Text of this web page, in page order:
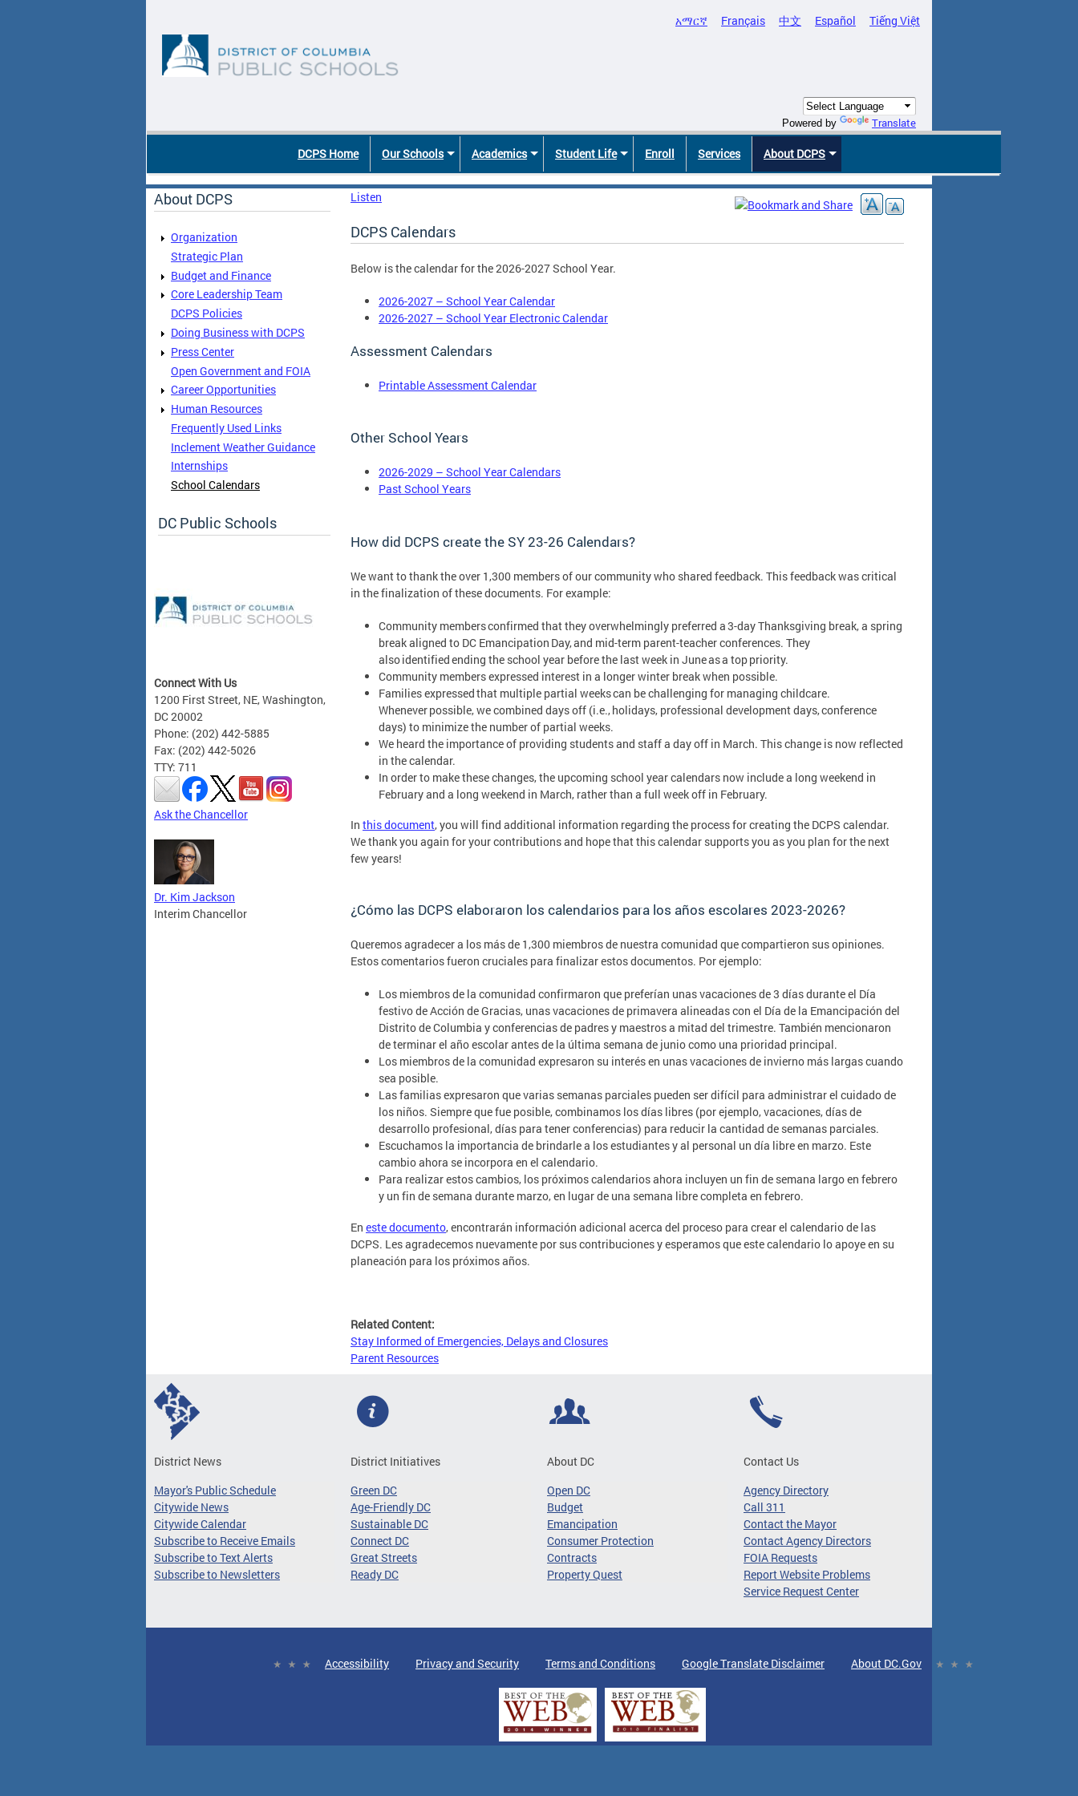
አማርኛ Français 中文 Español Tiếng Việt
Powered by Translate
DCPS Home Our Schools Academics Student Life Enroll Services About DCPS
About DCPS
Organization
Strategic Plan
Budget and Finance
Core Leadership Team
DCPS Policies
Doing Business with DCPS
Press Center
Open Government and FOIA
Career Opportunities
Human Resources
Frequently Used Links
Inclement Weather Guidance
Internships
School Calendars
DC Public Schools
Connect With Us
1200 First Street, NE, Washington,
DC 20002
Phone: (202) 442-5885
Fax: (202) 442-5026
TTY: 711
Ask the Chancellor
Dr. Kim Jackson
Interim Chancellor
Listen
DCPS Calendars
Below is the calendar for the 2026-2027 School Year.
2026-2027 – School Year Calendar
2026-2027 – School Year Electronic Calendar
Assessment Calendars
Printable Assessment Calendar
Other School Years
2026-2029 – School Year Calendars
Past School Years
How did DCPS create the SY 23-26 Calendars?
We want to thank the over 1,300 members of our community who shared feedback. This feedback was critical
in the finalization of these documents. For example:
Community members confirmed that they overwhelmingly preferred a 3-day Thanksgiving break, a spring
break aligned to DC Emancipation Day, and mid-term parent-teacher conferences. They
also identified ending the school year before the last week in June as a top priority.
Community members expressed interest in a longer winter break when possible.
Families expressed that multiple partial weeks can be challenging for managing childcare.
Whenever possible, we combined days off (i.e., holidays, professional development days, conference
days) to minimize the number of partial weeks.
We heard the importance of providing students and staff a day off in March. This change is now reflected
in the calendar.
In order to make these changes, the upcoming school year calendars now include a long weekend in
February and a long weekend in March, rather than a full week off in February.
In this document, you will find additional information regarding the process for creating the DCPS calendar.
We thank you again for your contributions and hope that this calendar supports you as you plan for the next
few years!
¿Cómo las DCPS elaboraron los calendarios para los años escolares 2023-2026?
Queremos agradecer a los más de 1,300 miembros de nuestra comunidad que compartieron sus opiniones.
Estos comentarios fueron cruciales para finalizar estos documentos. Por ejemplo:
Los miembros de la comunidad confirmaron que preferían unas vacaciones de 3 días durante el Día
festivo de Acción de Gracias, unas vacaciones de primavera alineadas con el Día de la Emancipación del
Distrito de Columbia y conferencias de padres y maestros a mitad del trimestre. También mencionaron
de terminar el año escolar antes de la última semana de junio como una prioridad principal.
Los miembros de la comunidad expresaron su interés en unas vacaciones de invierno más largas cuando
sea posible.
Las familias expresaron que varias semanas parciales pueden ser difícil para administrar el cuidado de
los niños. Siempre que fue posible, combinamos los días libres (por ejemplo, vacaciones, días de
desarrollo profesional, días para tener conferencias) para reducir la cantidad de semanas parciales.
Escuchamos la importancia de brindarle a los estudiantes y al personal un día libre en marzo. Este
cambio ahora se incorpora en el calendario.
Para realizar estos cambios, los próximos calendarios ahora incluyen un fin de semana largo en febrero
y un fin de semana durante marzo, en lugar de una semana libre completa en febrero.
En este documento, encontrarán información adicional acerca del proceso para crear el calendario de las
DCPS. Les agradecemos nuevamente por sus contribuciones y esperamos que este calendario lo apoye en su
planeación para los próximos años.
Related Content:
Stay Informed of Emergencies, Delays and Closures
Parent Resources
District News
Mayor's Public Schedule
Citywide News
Citywide Calendar
Subscribe to Receive Emails
Subscribe to Text Alerts
Subscribe to Newsletters
District Initiatives
Green DC
Age-Friendly DC
Sustainable DC
Connect DC
Great Streets
Ready DC
About DC
Open DC
Budget
Emancipation
Consumer Protection
Contracts
Property Quest
Contact Us
Agency Directory
Call 311
Contact the Mayor
Contact Agency Directors
FOIA Requests
Report Website Problems
Service Request Center
Accessibility Privacy and Security Terms and Conditions Google Translate Disclaimer About DC.Gov